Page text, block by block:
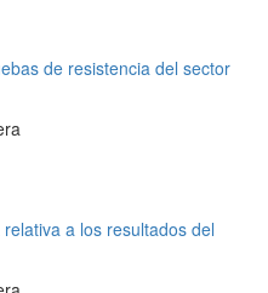
de resistencia del sector
a los resultados del